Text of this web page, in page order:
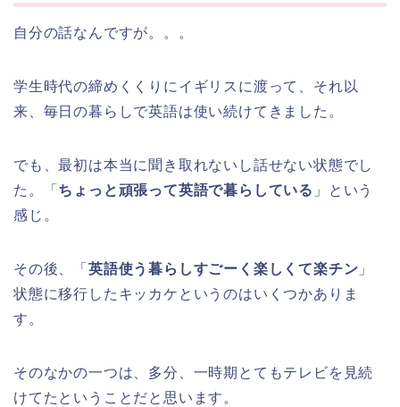
自分の話なんですが。。。
学生時代の締めくくりにイギリスに渡って、それ以
来、毎日の暮らしで英語は使い続けてきました。
でも、最初は本当に聞き取れないし話せない状態でし
た。「 ちょっと頑張って英語で暮らしている 」という
感じ。
その後、「 英語使う暮らしすごーく楽しくて楽チン 」
状態に移行したキッカケというのはいくつかありま
す。
そのなかの一つは、多分、一時期とてもテレビを見続
けてたということだと思います。